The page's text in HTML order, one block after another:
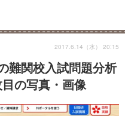
難関校入試問題分析
の写真・画像
2017.6.14（水） 20:15